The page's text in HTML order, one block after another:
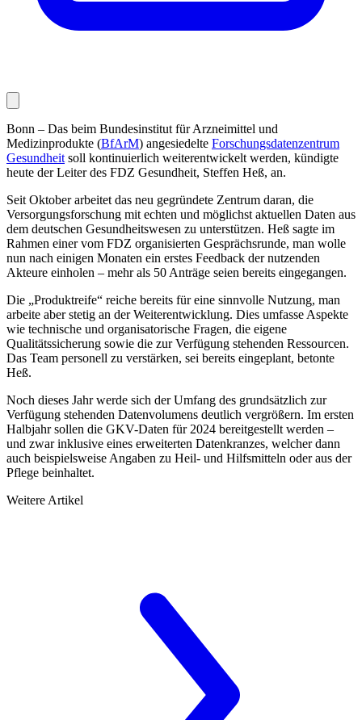
Bonn – Das beim Bundesinstitut für Arzneimittel und
Medizinprodukte (BfArM) angesiedelte Forschungsdatenzentrum
Gesundheit soll kontinuierlich weiterentwickelt werden, kündigte
heute der Leiter des FDZ Gesundheit, Steffen Heß, an.
Seit Oktober arbeitet das neu gegründete Zentrum daran, die
Versorgungsforschung mit echten und möglichst aktuellen Daten aus
dem deutschen Gesundheitswesen zu unterstützen. Heß sagte im
Rahmen einer vom FDZ organisierten Gesprächsrunde, man wolle
nun nach einigen Monaten ein erstes Feedback der nutzenden
Akteure einholen – mehr als 50 Anträge seien bereits eingegangen.
Die „Produktreife“ reiche bereits für eine sinnvolle Nutzung, man
arbeite aber stetig an der Weiterentwicklung. Dies umfasse Aspekte
wie technische und organisatorische Fragen, die eigene
Qualitätssicherung sowie die zur Verfügung stehenden Ressourcen.
Das Team personell zu verstärken, sei bereits eingeplant, betonte
Heß.
Noch dieses Jahr werde sich der Umfang des grundsätzlich zur
Verfügung stehenden Datenvolumens deutlich vergrößern. Im ersten
Halbjahr sollen die GKV-Daten für 2024 bereitgestellt werden –
und zwar inklusive eines erweiterten Datenkranzes, welcher dann
auch beispielsweise Angaben zu Heil- und Hilfsmitteln oder aus der
Pflege beinhaltet.
Weitere Artikel